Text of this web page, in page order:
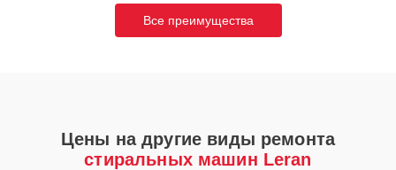
Все преимущества
Цены на другие виды ремонта
стиральных машин Leran